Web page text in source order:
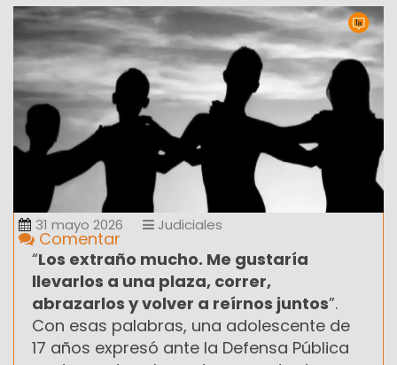
31 mayo 2026 Judiciales
Comentar
“Los extraño mucho. Me gustaría
llevarlos a una plaza, correr,
abrazarlos y volver a reírnos juntos”.
Con esas palabras, una adolescente de
17 años expresó ante la Defensa Pública